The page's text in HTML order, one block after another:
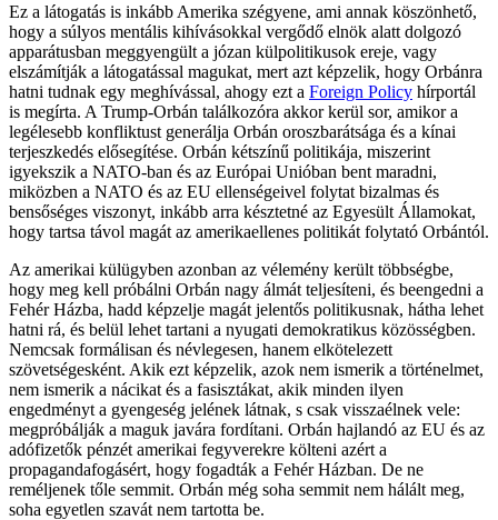
Ez a látogatás is inkább Amerika szégyene, ami annak köszönhető,
hogy a súlyos mentális kihívásokkal vergődő elnök alatt dolgozó
apparátusban meggyengült a józan külpolitikusok ereje, vagy
elszámítják a látogatással magukat, mert azt képzelik, hogy Orbánra
hatni tudnak egy meghívással, ahogy ezt a Foreign Policy hírportál
is megírta. A Trump-Orbán találkozóra akkor kerül sor, amikor a
legélesebb konfliktust generálja Orbán oroszbarátsága és a kínai
terjeszkedés elősegítése. Orbán kétszínű politikája, miszerint
igyekszik a NATO-ban és az Európai Unióban bent maradni,
miközben a NATO és az EU ellenségeivel folytat bizalmas és
bensőséges viszonyt, inkább arra késztetné az Egyesült Államokat,
hogy tartsa távol magát az amerikaellenes politikát folytató Orbántól.
Az amerikai külügyben azonban az vélemény került többségbe,
hogy meg kell próbálni Orbán nagy álmát teljesíteni, és beengedni a
Fehér Házba, hadd képzelje magát jelentős politikusnak, hátha lehet
hatni rá, és belül lehet tartani a nyugati demokratikus közösségben.
Nemcsak formálisan és névlegesen, hanem elkötelezett
szövetségesként. Akik ezt képzelik, azok nem ismerik a történelmet,
nem ismerik a nácikat és a fasisztákat, akik minden ilyen
engedményt a gyengeség jelének látnak, s csak visszaélnek vele:
megpróbálják a maguk javára fordítani. Orbán hajlandó az EU és az
adófizetők pénzét amerikai fegyverekre költeni azért a
propagandafogásért, hogy fogadták a Fehér Házban. De ne
reméljenek tőle semmit. Orbán még soha semmit nem hálált meg,
soha egyetlen szavát nem tartotta be.